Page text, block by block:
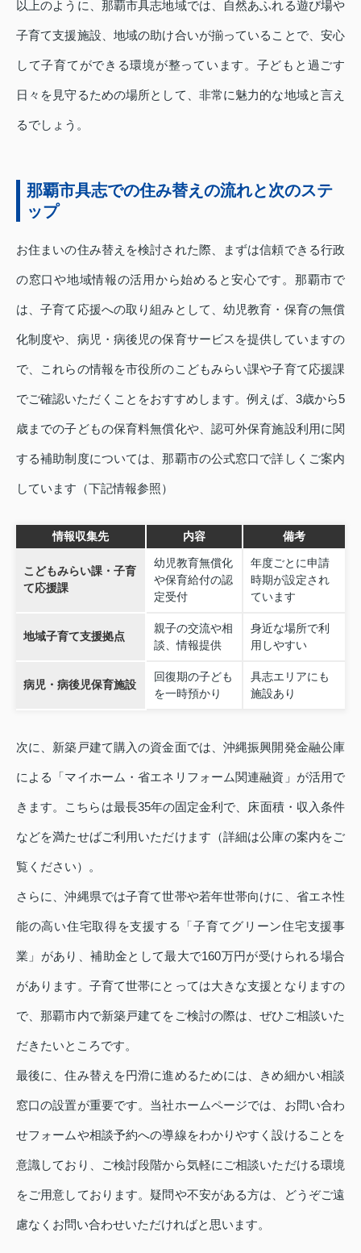
以上のように、那覇市具志地域では、自然あふれる遊び場や
子育て支援施設、地域の助け合いが揃っていることで、安心
して子育てができる環境が整っています。子どもと過ごす
日々を見守るための場所として、非常に魅力的な地域と言え
るでしょう。
那覇市具志での住み替えの流れと次のステ
ップ
お住まいの住み替えを検討された際、まずは信頼できる行政
の窓口や地域情報の活用から始めると安心です。那覇市で
は、子育て応援への取り組みとして、幼児教育・保育の無償
化制度や、病児・病後児の保育サービスを提供していますの
で、これらの情報を市役所のこどもみらい課や子育て応援課
でご確認いただくことをおすすめします。例えば、3歳から5
歳までの子どもの保育料無償化や、認可外保育施設利用に関
する補助制度については、那覇市の公式窓口で詳しくご案内
しています（下記情報参照）
情報収集先 内容 備考
こどもみらい課・子育
て応援課
幼児教育無償化
や保育給付の認
定受付
年度ごとに申請
時期が設定され
ています
地域子育て支援拠点
親子の交流や相
談、情報提供
身近な場所で利
用しやすい
病児・病後児保育施設
回復期の子ども
を一時預かり
具志エリアにも
施設あり
次に、新築戸建て購入の資金面では、沖縄振興開発金融公庫
による「マイホーム・省エネリフォーム関連融資」が活用で
きます。こちらは最長35年の固定金利で、床面積・収入条件
などを満たせばご利用いただけます（詳細は公庫の案内をご
覧ください）。
さらに、沖縄県では子育て世帯や若年世帯向けに、省エネ性
能の高い住宅取得を支援する「子育てグリーン住宅支援事
業」があり、補助金として最大で160万円が受けられる場合
があります。子育て世帯にとっては大きな支援となりますの
で、那覇市内で新築戸建てをご検討の際は、ぜひご相談いた
だきたいところです。
最後に、住み替えを円滑に進めるためには、きめ細かい相談
窓口の設置が重要です。当社ホームページでは、お問い合わ
せフォームや相談予約への導線をわかりやすく設けることを
意識しており、ご検討段階から気軽にご相談いただける環境
をご用意しております。疑問や不安がある方は、どうぞご遠
慮なくお問い合わせいただければと思います。